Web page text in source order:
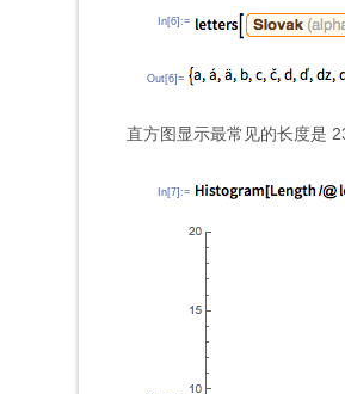
In[6]:=
Out[6]=
直方图显示最常见的长度是
In[7]:=